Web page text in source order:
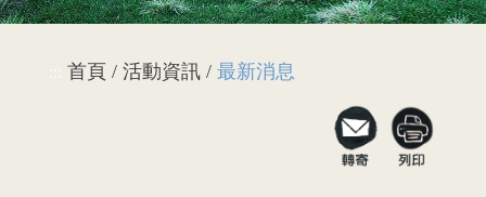
首頁 / 活動資訊 / 最新消息